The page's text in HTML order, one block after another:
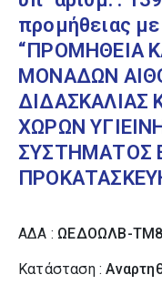
προμήθειας με
“ΠΡΟΜΗΘΕΙΑ
ΜΟΝΑΔΩΝ
ΔΙΔΑΣΚΑΛΙΑΣ
ΧΩΡΩΝ
ΣΥΣΤΗΜΑΤΟΣ
ΑΔΑ : ΩΕΔΟΩΛΒ-ΤΜ8
Κατάσταση :